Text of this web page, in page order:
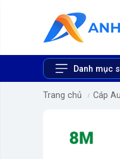
Danh mục
Trang chủ Cáp